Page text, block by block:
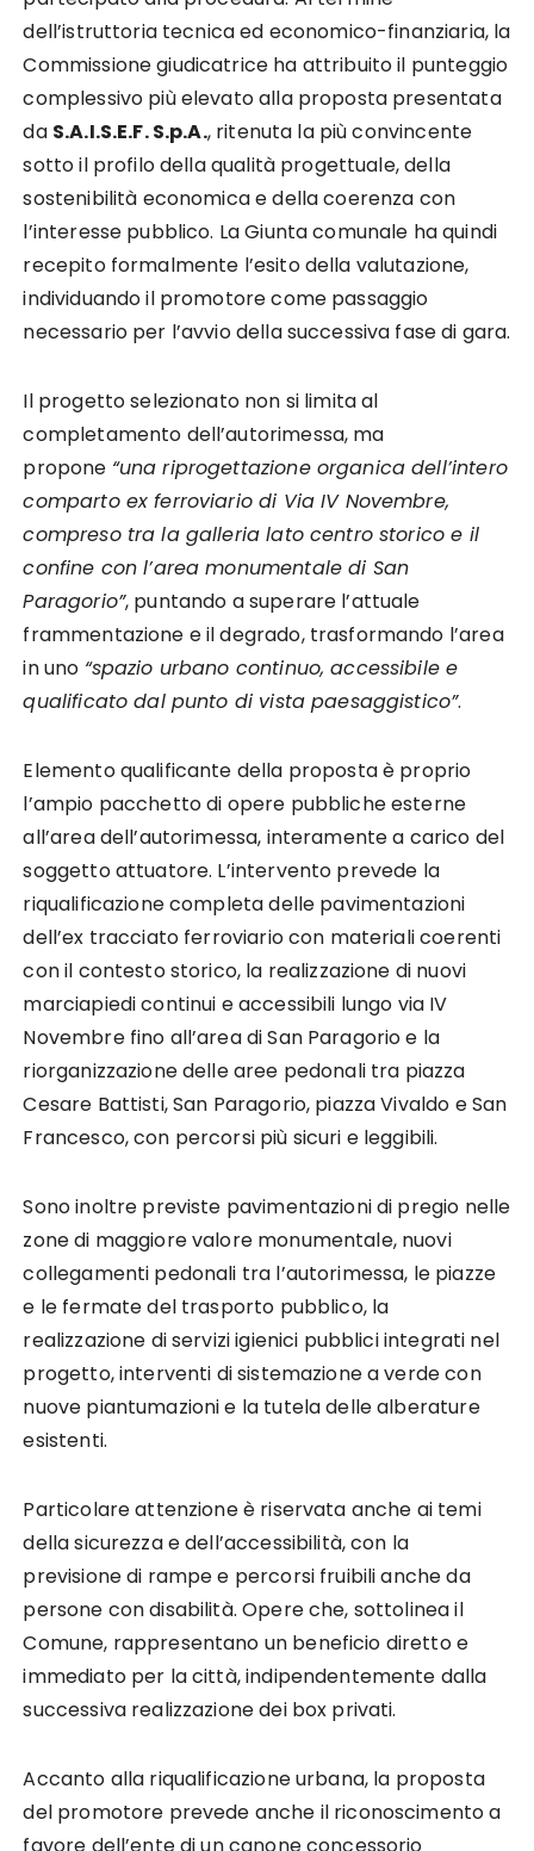
dell’istruttoria tecnica ed economico-finanziaria, la
Commissione giudicatrice ha attribuito il punteggio
complessivo più elevato alla proposta presentata
da S.A.I.S.E.F. S.p.A., ritenuta la più convincente
sotto il profilo della qualità progettuale, della
sostenibilità economica e della coerenza con
l’interesse pubblico. La Giunta comunale ha quindi
recepito formalmente l’esito della valutazione,
individuando il promotore come passaggio
necessario per l’avvio della successiva fase di gara.
Il progetto selezionato non si limita al
completamento dell’autorimessa, ma
propone “una riprogettazione organica dell’intero
comparto ex ferroviario di Via IV Novembre,
compreso tra la galleria lato centro storico e il
confine con l’area monumentale di San
Paragorio”, puntando a superare l’attuale
frammentazione e il degrado, trasformando l’area
in uno “spazio urbano continuo, accessibile e
qualificato dal punto di vista paesaggistico”.
Elemento qualificante della proposta è proprio
l’ampio pacchetto di opere pubbliche esterne
all’area dell’autorimessa, interamente a carico del
soggetto attuatore. L’intervento prevede la
riqualificazione completa delle pavimentazioni
dell’ex tracciato ferroviario con materiali coerenti
con il contesto storico, la realizzazione di nuovi
marciapiedi continui e accessibili lungo via IV
Novembre fino all’area di San Paragorio e la
riorganizzazione delle aree pedonali tra piazza
Cesare Battisti, San Paragorio, piazza Vivaldo e San
Francesco, con percorsi più sicuri e leggibili.
Sono inoltre previste pavimentazioni di pregio nelle
zone di maggiore valore monumentale, nuovi
collegamenti pedonali tra l’autorimessa, le piazze
e le fermate del trasporto pubblico, la
realizzazione di servizi igienici pubblici integrati nel
progetto, interventi di sistemazione a verde con
nuove piantumazioni e la tutela delle alberature
esistenti.
Particolare attenzione è riservata anche ai temi
della sicurezza e dell’accessibilità, con la
previsione di rampe e percorsi fruibili anche da
persone con disabilità. Opere che, sottolinea il
Comune, rappresentano un beneficio diretto e
immediato per la città, indipendentemente dalla
successiva realizzazione dei box privati.
Accanto alla riqualificazione urbana, la proposta
del promotore prevede anche il riconoscimento a